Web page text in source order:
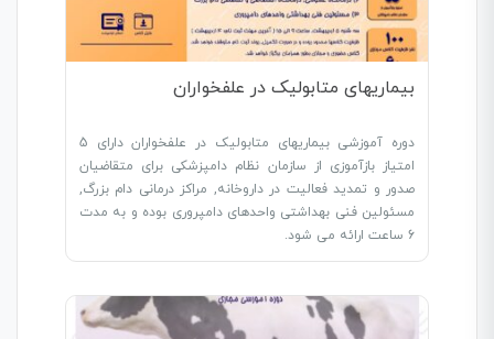
بیماریهای متابولیک در علفخواران
دوره آموزشی بیماریهای متابولیک در علفخواران دارای 5
امتیاز بازآموزی از سازمان نظام دامپزشکی برای متقاضیان
صدور و تمدید فعالیت در داروخانه, مراکز درمانی دام بزرگ,
مسئولین فنی بهداشتی واحدهای دامپروری بوده و به مدت
6 ساعت ارائه می شود.